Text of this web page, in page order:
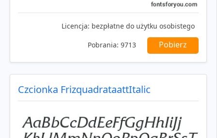
Licencja: bezpłatne do użytku osobistego
Pobrania: 9713 Pobierz
Czcionka FrizquadrataattItalic